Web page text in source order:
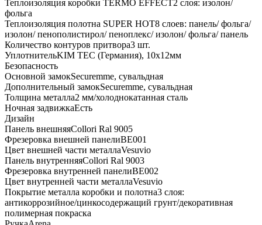
Теплоизоляция коробки TERMO EFFECT2 слоя: изолон/
фольга
Теплоизоляция полотна SUPER НОТ8 слоев: панель/ фольга/
изолон/ пенополистирол/ пеноплекс/ изолон/ фольга/ панель
Количество контуров притвора3 шт.
УплотнительKIM ТЕС (Германия), 10x12мм
Безопасность
Основной замокSecuremme, сувальдная
Дополнительный замокSecuremme, сувальдная
Толщина металла2 мм/холоднокатанная сталь
Ночная задвижкаЕсть
Дизайн
Панель внешняяCollori Ral 9005
Фрезеровка внешней панелиBE001
Цвет внешней части металлаVesuvio
Панель внутренняяCollori Ral 9003
Фрезеровка внутренней панелиBE002
Цвет внутренней части металлаVesuvio
Покрытие металла коробки и полотна3 слоя:
антикоррозийное/цинкосодержащий грунт/декоративная
полимерная покраска